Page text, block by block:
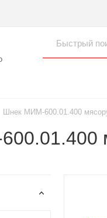
Шнек МИМ-600.01.400